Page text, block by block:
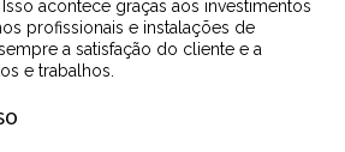
acontece graças aos investimentos
profissionais e instalações de
a satisfação do cliente e a
e trabalhos.